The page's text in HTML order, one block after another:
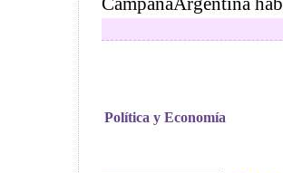
Política y Economía